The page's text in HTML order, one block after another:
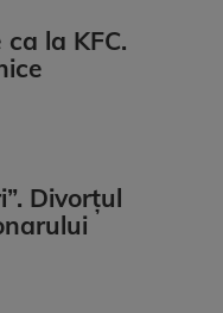
la KFC.
Divorțul